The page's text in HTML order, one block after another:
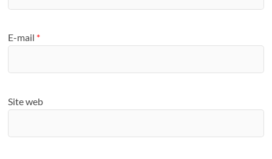
E-mail *
Site web